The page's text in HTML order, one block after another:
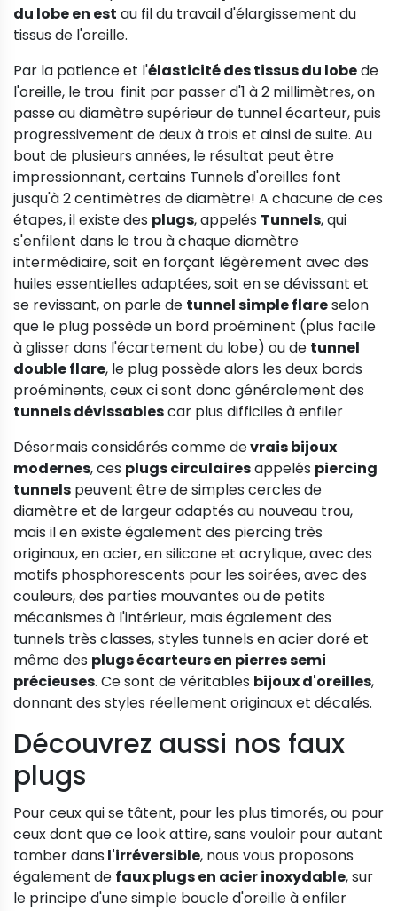
du lobe en est au fil du travail d'élargissement du
tissus de l'oreille.
Par la patience et l'élasticité des tissus du lobede
l'oreille, le trou finit par passer d'1 à 2 millimètres, on
passe au diamètre supérieur de tunnel écarteur, puis
progressivement de deux à trois et ainsi de suite. Au
bout de plusieurs années, le résultat peut être
impressionnant, certains Tunnels d'oreilles font
jusqu'à 2 centimètres de diamètre! A chacune de ces
étapes, il existe des plugs, appelés Tunnels, qui
s'enfilent dans le trou à chaque diamètre
intermédiaire, soit en forçant légèrement avec des
huiles essentielles adaptées, soit en se dévissant et
se revissant, on parle de tunnel simple flareselon
que le plug possède un bord proéminent (plus facile
à glisser dans l'écartement du lobe) ou de tunnel
double flare, le plug possède alors les deux bords
proéminents, ceux ci sont donc généralement des
tunnels dévissablescar plus difficiles à enfiler
Désormais considérés comme devrais bijoux
modernes, ces plugs circulairesappelés piercing
tunnels peuvent être de simples cercles de
diamètre et de largeur adaptés au nouveau trou,
mais il en existe également des piercing très
originaux, en acier, en silicone et acrylique, avec des
motifs phosphorescents pour les soirées, avec des
couleurs, des parties mouvantes ou de petits
mécanismes à l'intérieur, mais également des
tunnels très classes, styles tunnels en acier doré et
même des plugs écarteurs en pierres semi
précieuses. Ce sont de véritables bijoux d'oreilles,
donnant des styles réellement originaux et décalés.
Découvrez aussi nos faux
plugs
Pour ceux qui se tâtent, pour les plus timorés, ou pour
ceux dont que ce look attire, sans vouloir pour autant
tomber dans l'irréversible, nous vous proposons
également de faux plugs en acier inoxydable, sur
le principe d'une simple boucle d'oreille à enfiler